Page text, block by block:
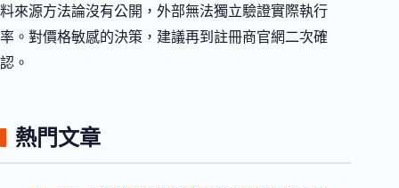
料來源方法論沒有公開，外部無法獨立驗證實際執行
率。對價格敏感的決策，建議再到註冊商官網二次確
認。
熱門文章